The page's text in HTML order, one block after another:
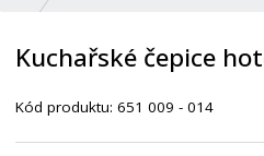
v
d
í
Kuchařské čepice
Kód produktu:651 009 - 014